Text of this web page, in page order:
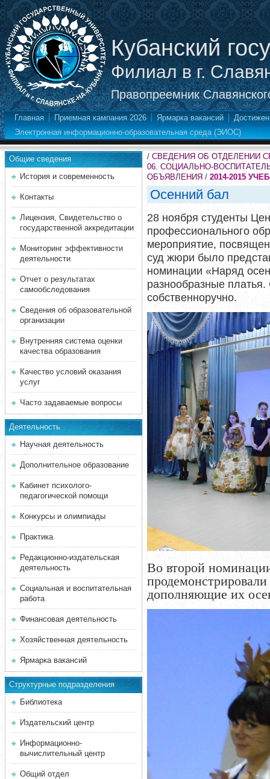
Кубанский
Филиал в г.
Правопреемник
Главная Приемная кампания 2026 Ярмарка вакансий
Электронная информационно-образовательная среда (ЭИОС)
Общие сведения
История и современность
Контакты
Лицензия, Свидетельство о
государственной аккредитации
Мониторинг эффективности
деятельности
Отчет о результатах
самообследования
Сведения об образовательной
организации
Внутренняя система оценки
качества образования
Качество условий оказания
услуг
Часто задаваемые вопросы
Деятельность
Научная деятельность
Дополнительное образование
Кабинет психолого-
педагогической помощи
Конкурсы и олимпиады
Практика
Редакционно-издательская
деятельность
Социальная и воспитательная
работа
Финансовая деятельность
Хозяйственная деятельность
Ярмарка вакансий
Структурные подразделения
Библиотека
Издательский центр
Информационно-
вычислительный центр
Общий отдел
/ СВЕДЕНИЯ ОБ ОТДЕЛЕНИИ
06. СОЦИАЛЬНО-
ОБЪЯВЛЕНИЯ / 2014-2015
Осенний бал
28 ноября студенты Ц
профессионального
мероприятие,
суд жюри было
номинации «Наряд
разнообразные
собственноручно.
Во второй
дополняющие их